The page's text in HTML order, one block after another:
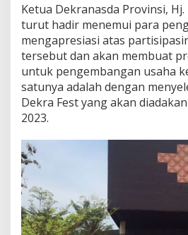
Ketua Dekranasda Provinsi,
turut hadir menemui para
mengapresiasi atas
tersebut dan akan membuat
untuk pengembangan usaha
satunya adalah dengan
Dekra Fest yang akan
2023.